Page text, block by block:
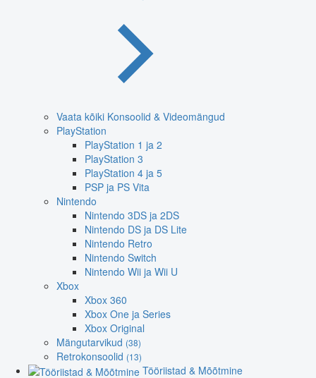
Vaata kõiki Konsoolid & Videomängud
PlayStation
PlayStation 1 ja 2
PlayStation 3
PlayStation 4 ja 5
PSP ja PS Vita
Nintendo
Nintendo 3DS ja 2DS
Nintendo DS ja DS Lite
Nintendo Retro
Nintendo Switch
Nintendo Wii ja Wii U
Xbox
Xbox 360
Xbox One ja Series
Xbox Original
Mängutarvikud (38)
Retrokonsoolid (13)
Tööriistad & Mõõtmine